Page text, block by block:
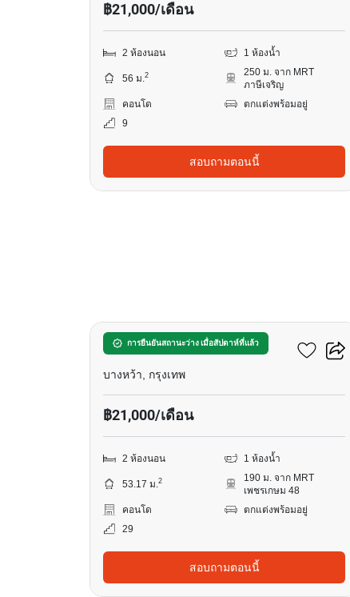
฿21,000/เดือน
2 ห้องนอน 1 ห้องน้ำ
56 ม.2
250 ม. จาก MRT
ภาษีเจริญ
คอนโด
ตกแต่งพร้อมอยู่
9
สอบถามตอนนี้
การยืนยันสถานะว่าง เมื่อสัปดาห์ที่แล้ว
เดอะ เบส เพชรเกษม
บางหว้า, กรุงเทพ
฿21,000/เดือน
2 ห้องนอน 1 ห้องน้ำ
53.17 ม.2
190 ม. จาก MRT
เพชรเกษม 48
คอนโด
ตกแต่งพร้อมอยู่
29
สอบถามตอนนี้